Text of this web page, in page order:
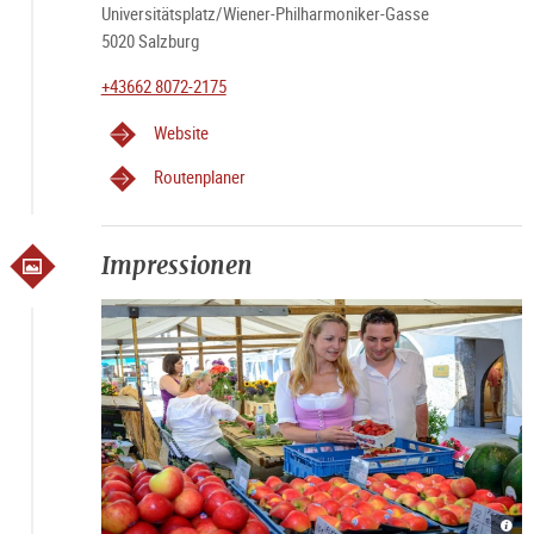
Universitätsplatz/Wiener-Philharmoniker-Gasse
5020 Salzburg
+43662 8072-2175
Website
Routenplaner
Impressionen